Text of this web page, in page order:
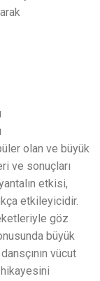
olan ve büyük
ve sonuçları
etkisi,
etkileyicidir.
göz
büyük
vücut
hikayesini